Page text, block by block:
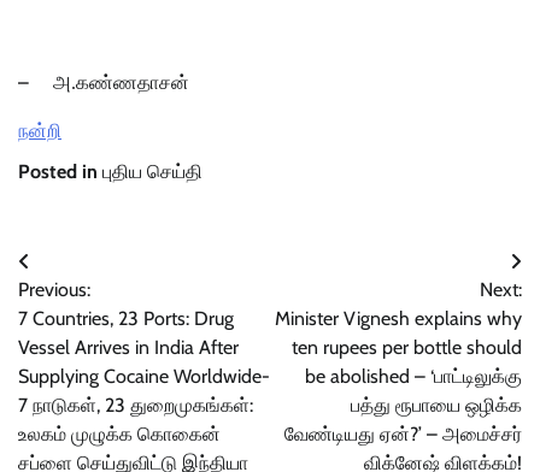
– அ.கண்ணதாசன்
நன்றி
Posted in புதிய செய்தி
Post
navigation
Previous:
7 Countries, 23 Ports: Drug
Vessel Arrives in India After
Supplying Cocaine Worldwide-
7 நாடுகள், 23 துறைமுகங்கள்:
உலகம் முழுக்க கொகைன்
சப்ளை செய்துவிட்டு இந்தியா
Next:
Minister Vignesh explains why
ten rupees per bottle should
be abolished – ‘பாட்டிலுக்கு
பத்து ரூபாயை ஒழிக்க
வேண்டியது ஏன்?’ – அமைச்சர்
விக்னேஷ் விளக்கம்!